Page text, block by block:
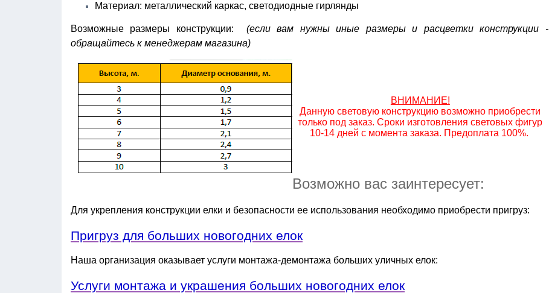
Материал: металлический каркас, светодиодные гирлянды
Возможные размеры конструкции: (если вам нужны иные размеры и расцветки конструкции -
обращайтесь к менеджерам магазина)
ВНИМАНИЕ!
Данную световую конструкцию возможно приобрести
только под заказ. Сроки изготовления световых фигур
10-14 дней с момента заказа. Предоплата 100%.
Возможно вас заинтересует:
Для укрепления конструкции елки и безопасности ее использования необходимо приобрести пригруз:
Пригруз для больших новогодних елок
Наша организация оказывает услуги монтажа-демонтажа больших уличных елок:
Услуги монтажа и украшения больших новогодних елок